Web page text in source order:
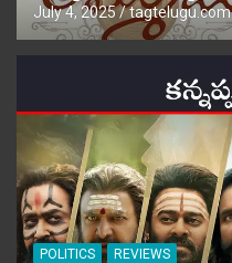
July 4, 2025 tagtelugu.com
POLITICS REVIEWS